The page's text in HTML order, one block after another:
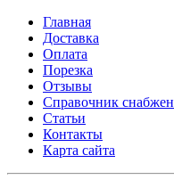
Главная
Доставка
Оплата
Порезка
Отзывы
Справочник
Статьи
Контакты
Карта сайта